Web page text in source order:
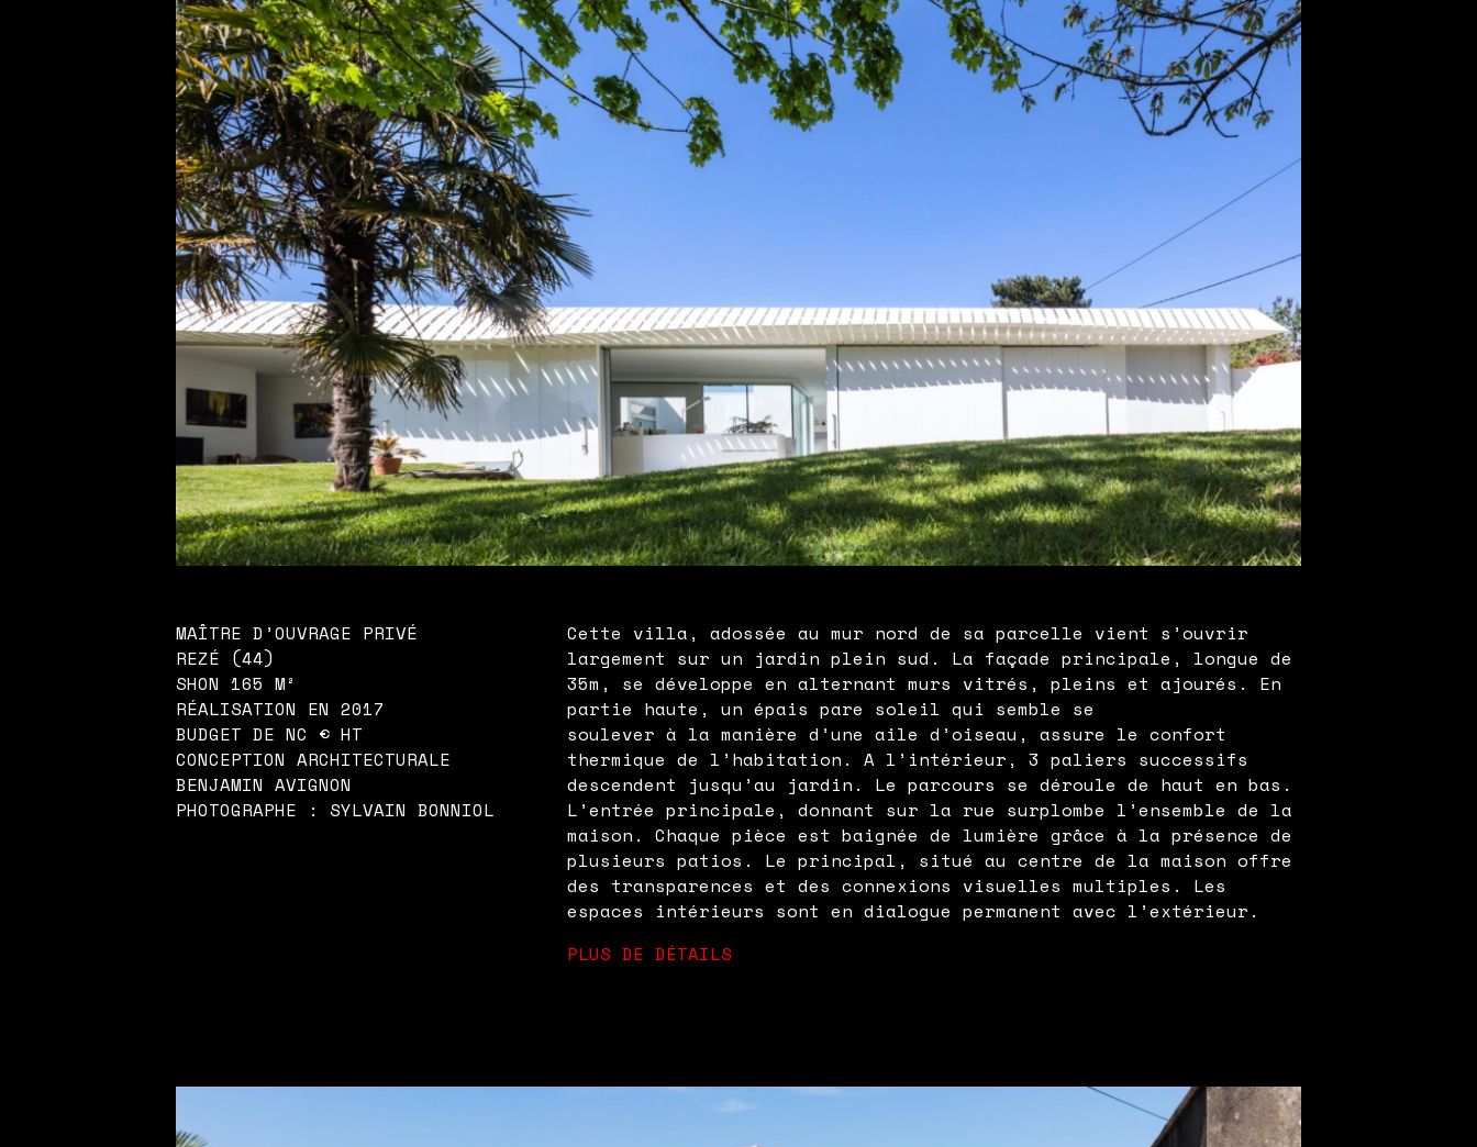
MAÎTRE D’OUVRAGE PRIVÉ
REZÉ (44)
SHON 165 M²
RÉALISATION EN 2017
BUDGET DE NC € HT
CONCEPTION ARCHITECTURALE
BENJAMIN AVIGNON
PHOTOGRAPHE : SYLVAIN BONNIOL
Cette villa, adossée au mur nord de sa parcelle vient s’ouvrir
largement sur un jardin plein sud. La façade principale, longue de
35m, se développe en alternant murs vitrés, pleins et ajourés. En
partie haute, un épais pare soleil qui semble se
soulever à la manière d’une aile d’oiseau, assure le confort
thermique de l’habitation. A l’intérieur, 3 paliers successifs
descendent jusqu’au jardin. Le parcours se déroule de haut en bas.
L’entrée principale, donnant sur la rue surplombe l’ensemble de la
maison. Chaque pièce est baignée de lumière grâce à la présence de
plusieurs patios. Le principal, situé au centre de la maison offre
des transparences et des connexions visuelles multiples. Les
espaces intérieurs sont en dialogue permanent avec l’extérieur.
PLUS DE DÉTAILS